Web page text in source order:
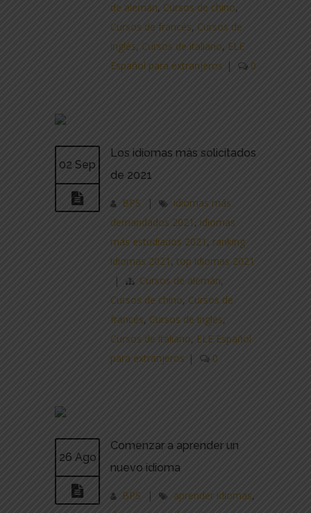
de alemán, Cursos de chino,
Cursos de francés, Cursos de
inglés, Cursos de italiano, ELE
Español para extranjeros | 0
02 Sep
Los idiomas más solicitados
de 2021
BPS |
idiomas más
demandados 2021 , idiomas
más estudiados 2021 , ranking
idiomas 2021 , top idiomas 2021
|
Cursos de alemán,
Cursos de chino, Cursos de
francés, Cursos de inglés,
Cursos de italiano, ELE Español
para extranjeros | 0
26 Ago
Comenzar a aprender un
nuevo idioma
BPS | aprender idiomas,